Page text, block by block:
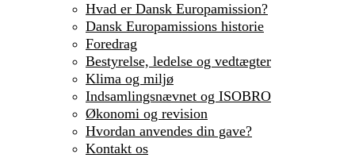
Hvad er Dansk Europamission?
Dansk Europamissions historie
Foredrag
Bestyrelse, ledelse og vedtægter
Klima og miljø
Indsamlingsnævnet og ISOBRO
Økonomi og revision
Hvordan anvendes din gave?
Kontakt os